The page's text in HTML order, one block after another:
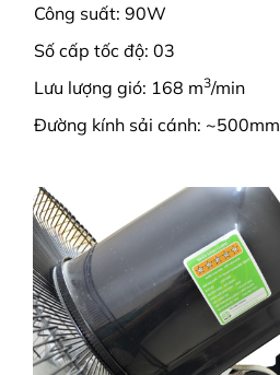
Công suất: 90W
Số cấp tốc độ: 03
Lưu lượng gió: 168 m3/min
Đường kính sải cánh: ~500mm